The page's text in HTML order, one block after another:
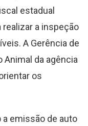
estadual
a inspeção
A Gerência de
Animal da agência
os
emissão de auto